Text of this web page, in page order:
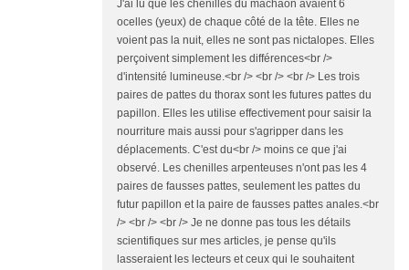
J'ai lu que les chenilles du machaon avaient 6
ocelles (yeux) de chaque côté de la tête. Elles ne
voient pas la nuit, elles ne sont pas nictalopes. Elles
perçoivent simplement les différences<br />
d'intensité lumineuse.<br /> <br /> <br /> Les trois
paires de pattes du thorax sont les futures pattes du
papillon. Elles les utilise effectivement pour saisir la
nourriture mais aussi pour s'agripper dans les
déplacements. C'est du<br /> moins ce que j'ai
observé. Les chenilles arpenteuses n'ont pas les 4
paires de fausses pattes, seulement les pattes du
futur papillon et la paire de fausses pattes anales.<br
/> <br /> <br /> Je ne donne pas tous les détails
scientifiques sur mes articles, je pense qu'ils
lasseraient les lecteurs et ceux qui le souhaitent